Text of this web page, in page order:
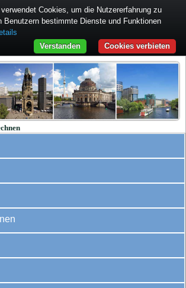
Cookies, um die Nutzererfahrung zu
Benutzern bestimmte Dienste und Funktionen
Cookies verbieten
Verstanden